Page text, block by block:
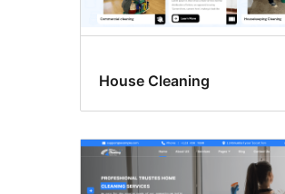
House Cleaning